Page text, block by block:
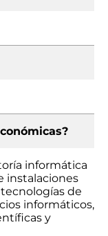
informática
instalaciones
de
informáticos,
y